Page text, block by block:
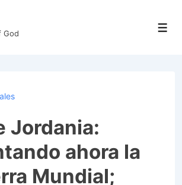
God
Jordania:
ahora la
Mundial;